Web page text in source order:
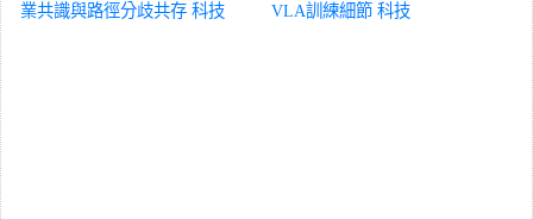
業共識與路徑分歧共存 科技
VLA訓練細節 科技